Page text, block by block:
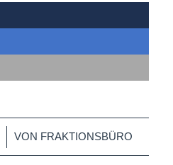
VON FRAKTIONSBÜRO